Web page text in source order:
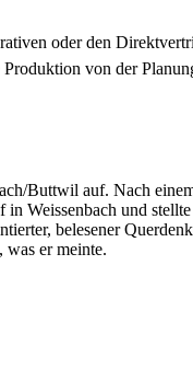
oder den
von der
Buttwil auf. Nach
Weis­senbach und
bele­sen­er
er meinte.